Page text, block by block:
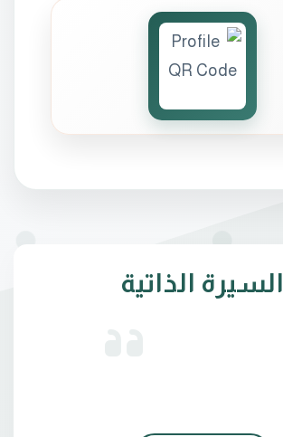
السيرة الذاتية